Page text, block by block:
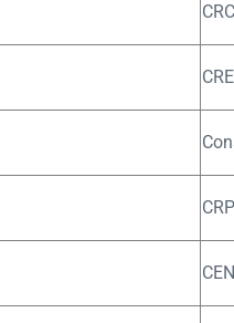
CRC
CRP